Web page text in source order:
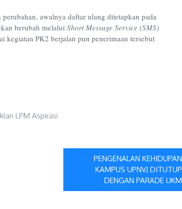
awalnya daftar ulang ditetapkan pada
berubah melalui Short Message Service (SMS)
kegiatan PK2 berjalan pun penerimaan tersebut
PENGENALAN KEHIDUPAN
KAMPUS UPNVJ DITUTUP
DENGAN PARADE UKM